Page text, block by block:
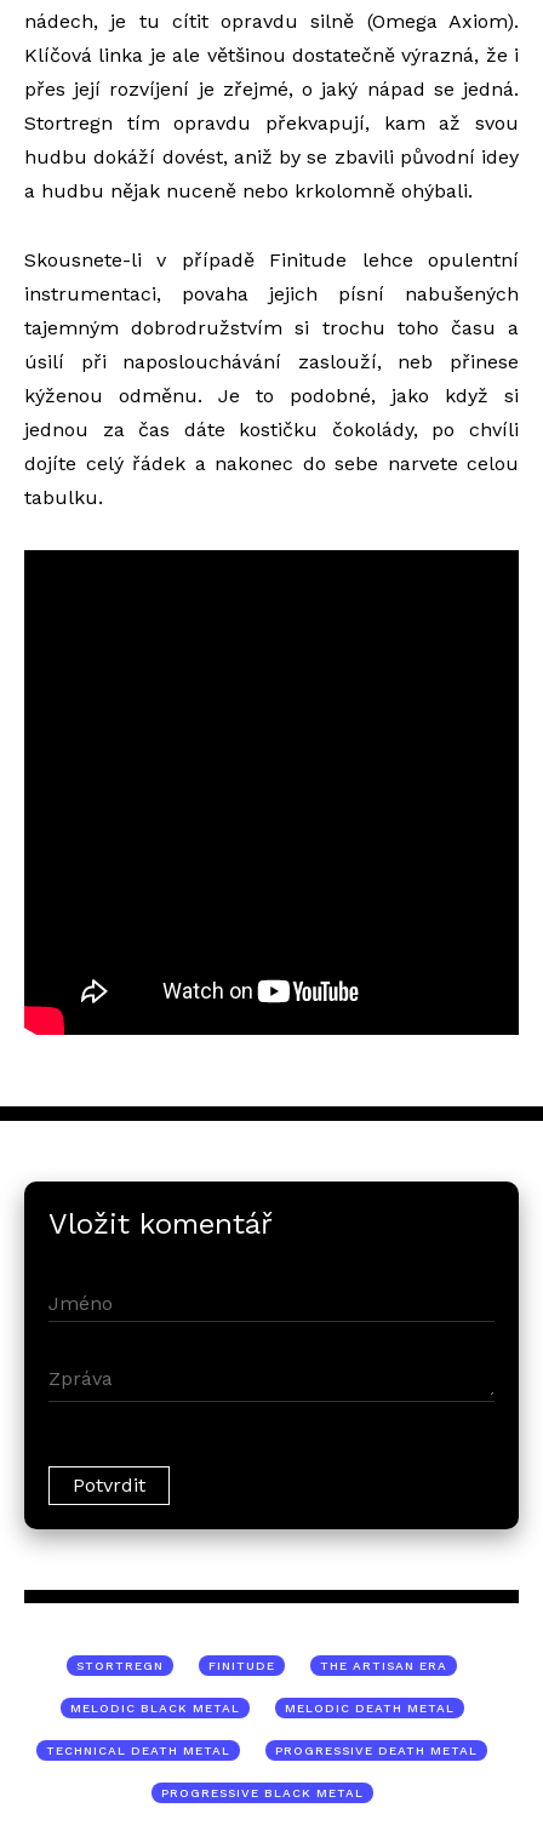
nádech, je tu cítit opravdu silně (Omega Axiom).
Klíčová linka je ale většinou dostatečně výrazná, že i
přes její rozvíjení je zřejmé, o jaký nápad se jedná.
Stortregn tím opravdu překvapují, kam až svou
hudbu dokáží dovést, aniž by se zbavili původní idey
a hudbu nějak nuceně nebo krkolomně ohýbali.
Skousnete-li v případě Finitude lehce opulentní
instrumentaci, povaha jejich písní nabušených
tajemným dobrodružstvím si trochu toho času a
úsilí při naposlouchávání zaslouží, neb přinese
kýženou odměnu. Je to podobné, jako když si
jednou za čas dáte kostičku čokolády, po chvíli
dojíte celý řádek a nakonec do sebe narvete celou
tabulku.
Vložit komentář
STORTREGN FINITUDE THE ARTISAN ERA
MELODIC BLACK METAL MELODIC DEATH METAL
TECHNICAL DEATH METAL PROGRESSIVE DEATH METAL
PROGRESSIVE BLACK METAL